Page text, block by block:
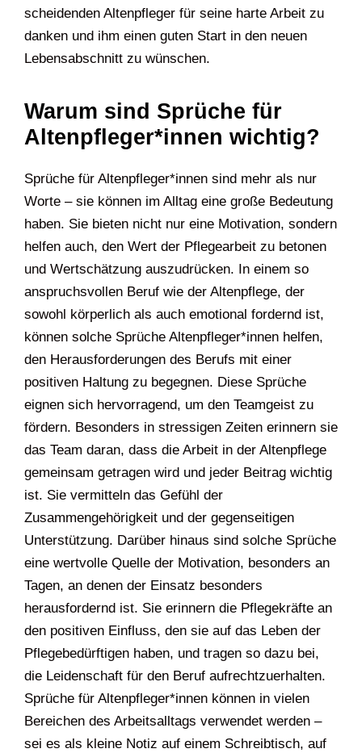
scheidenden Altenpfleger für seine harte Arbeit zu
danken und ihm einen guten Start in den neuen
Lebensabschnitt zu wünschen.
Warum sind Sprüche für
Altenpfleger*innen wichtig?
Sprüche für Altenpfleger*innen sind mehr als nur
Worte – sie können im Alltag eine große Bedeutung
haben. Sie bieten nicht nur eine Motivation, sondern
helfen auch, den Wert der Pflegearbeit zu betonen
und Wertschätzung auszudrücken. In einem so
anspruchsvollen Beruf wie der Altenpflege, der
sowohl körperlich als auch emotional fordernd ist,
können solche Sprüche Altenpfleger*innen helfen,
den Herausforderungen des Berufs mit einer
positiven Haltung zu begegnen. Diese Sprüche
eignen sich hervorragend, um den Teamgeist zu
fördern. Besonders in stressigen Zeiten erinnern sie
das Team daran, dass die Arbeit in der Altenpflege
gemeinsam getragen wird und jeder Beitrag wichtig
ist. Sie vermitteln das Gefühl der
Zusammengehörigkeit und der gegenseitigen
Unterstützung. Darüber hinaus sind solche Sprüche
eine wertvolle Quelle der Motivation, besonders an
Tagen, an denen der Einsatz besonders
herausfordernd ist. Sie erinnern die Pflegekräfte an
den positiven Einfluss, den sie auf das Leben der
Pflegebedürftigen haben, und tragen so dazu bei,
die Leidenschaft für den Beruf aufrechtzuerhalten.
Sprüche für Altenpfleger*innen können in vielen
Bereichen des Arbeitsalltags verwendet werden –
sei es als kleine Notiz auf einem Schreibtisch, auf